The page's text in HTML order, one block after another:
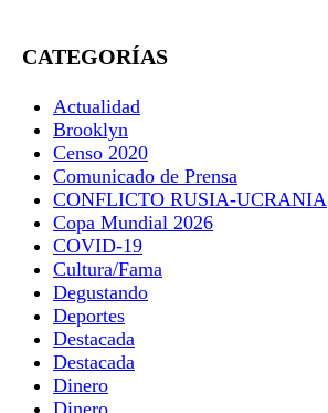
CATEGORÍAS
Actualidad
Brooklyn
Censo 2020
Comunicado de Prensa
CONFLICTO RUSIA-UCRANIA
Copa Mundial 2026
COVID-19
Cultura/Fama
Degustando
Deportes
Destacada
Destacada
Dinero